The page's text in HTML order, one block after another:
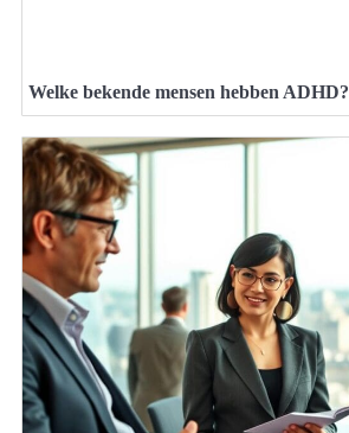
Welke bekende mensen hebben ADHD?